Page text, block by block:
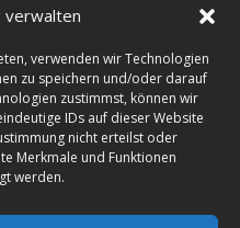
verwalten
verwenden wir Technologien
zu speichern und/oder darauf
zustimmst, können wir
IDs auf dieser Website
nicht erteilst oder
Merkmale und Funktionen
werden.
Grund verkaufen wir die
geht komplett an die
Initiative von Menschen,